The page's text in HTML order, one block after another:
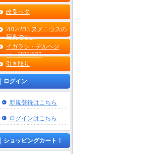
改良ベタ
2012/2/13 ヌメニウスの
写真です。
イガラシ・デルヘジ
ー 2012/5/17
引き取り
ログイン
新規登録はこちら
ログインはこちら
ショッピングカート！